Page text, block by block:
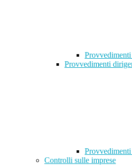
Provvedimenti
Controlli sulle imprese